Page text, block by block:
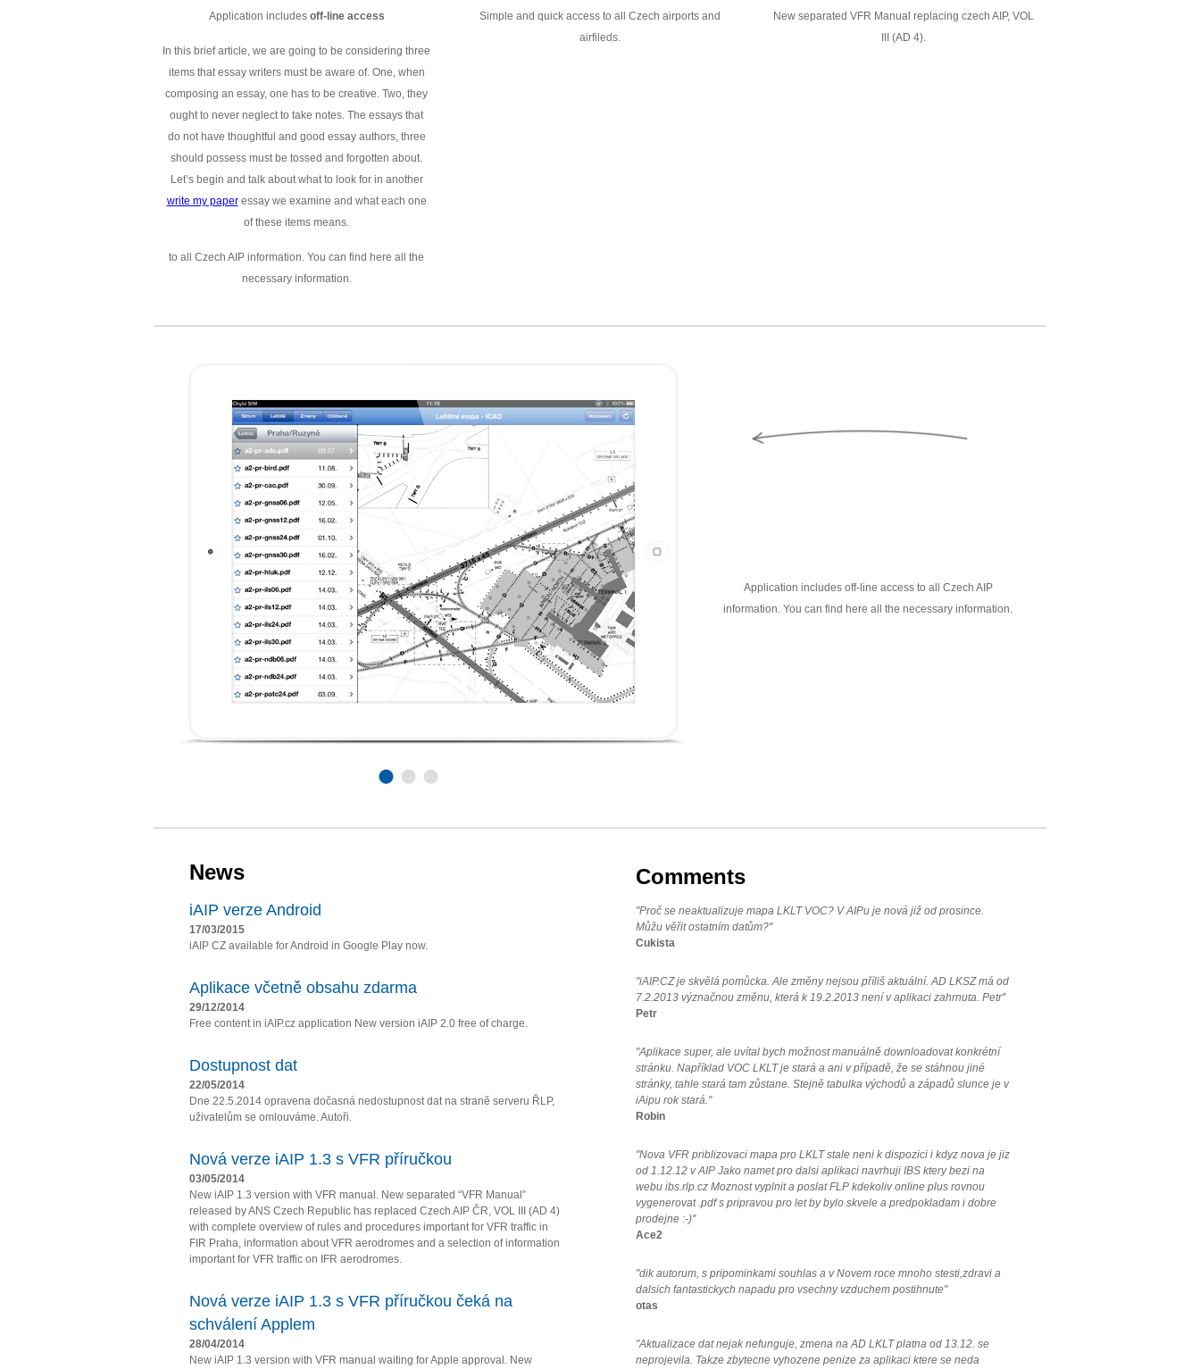
Application includes off-line access
In this brief article, we are going to be considering three
items that essay writers must be aware of. One, when
composing an essay, one has to be creative. Two, they
ought to never neglect to take notes. The essays that
do not have thoughtful and good essay authors, three
should possess must be tossed and forgotten about.
Let’s begin and talk about what to look for in another
write my paperessay we examine and what each one
of these items means.
to all Czech AIP information. You can find here all the
necessary information.
Simple and quick access to all Czech airports and
airfileds.
New separated VFR Manual replacing czech AIP, VOL
III (AD 4).
Application includes off-line access to all Czech AIP
information. You can find here all the necessary information.
News
iAIP verze Android
17/03/2015
iAIP CZ available for Android in Google Play now.
Aplikace včetně obsahu zdarma
29/12/2014
Free content in iAIP.cz application New version iAIP 2.0 free of charge.
Dostupnost dat
22/05/2014
Dne 22.5.2014 opravena dočasná nedostupnost dat na straně serveru ŘLP,
uživatelům se omlouváme. Autoři.
Nová verze iAIP 1.3 s VFR příručkou
03/05/2014
New iAIP 1.3 version with VFR manual. New separated “VFR Manual”
released by ANS Czech Republic has replaced Czech AIP ČR, VOL III (AD 4)
with complete overview of rules and procedures important for VFR traffic in
FIR Praha, information about VFR aerodromes and a selection of information
important for VFR traffic on IFR aerodromes.
Nová verze iAIP 1.3 s VFR příručkou čeká na
schválení Applem
28/04/2014
New iAIP 1.3 version with VFR manual waiting for Apple approval. New
Comments
"Proč se neaktualizuje mapa LKLT VOC? V AIPu je nová již od prosince.
Můžu věřit ostatním datům?"
Cukista
"iAIP.CZ je skvělá pomůcka. Ale změny nejsou příliš aktuální. AD LKSZ má od
7.2.2013 význačnou změnu, která k 19.2.2013 není v aplikaci zahrnuta. Petr"
Petr
"Aplikace super, ale uvítal bych možnost manuálně downloadovat konkrétní
stránku. Například VOC LKLT je stará a ani v případě, že se stáhnou jiné
stránky, tahle stará tam zůstane. Stejně tabulka východů a západů slunce je v
iAipu rok stará."
Robin
"Nova VFR priblizovaci mapa pro LKLT stale neni k dispozici i kdyz nova je jiz
od 1.12.12 v AIP Jako namet pro dalsi aplikaci navrhuji IBS ktery bezi na
webu ibs.rlp.cz Moznost vyplnit a poslat FLP kdekoliv online plus rovnou
vygenerovat .pdf s pripravou pro let by bylo skvele a predpokladam i dobre
prodejne :-)"
Ace2
"dik autorum, s pripominkami souhlas a v Novem roce mnoho stesti,zdravi a
dalsich fantastickych napadu pro vsechny vzduchem postihnute"
otas
"Aktualizace dat nejak nefunguje, zmena na AD LKLT platna od 13.12. se
neprojevila. Takze zbytecne vyhozene penize za aplikaci ktere se neda